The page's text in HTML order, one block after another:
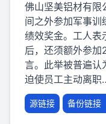
佛山坚美铝材有限
间之外参加军事训
绩效奖金。工人表
后，还须额外参
言。此举被普遍认
迫使员工主动离
源链接 备份链接